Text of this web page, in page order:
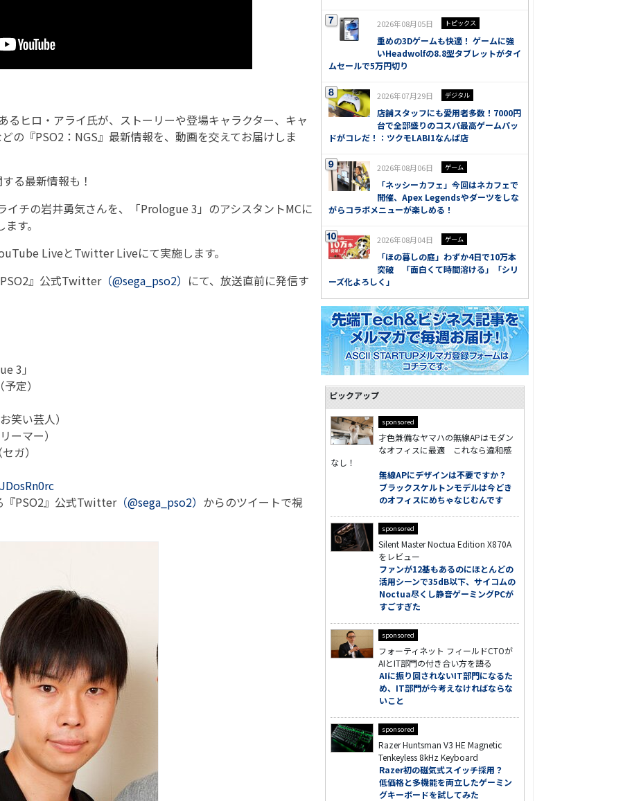
るヒロ・アライ氏が、ストーリーや登場キャラクター、キャ
の『PSO2：NGS』最新情報を、動画を交えてお届けしま
る最新情報も！
チの岩井勇気さんを、「Prologue 3」のアシスタントMCに
す。
LiveとTwitter Liveにて実施します。
』公式Twitter（@sega_pso2） にて、放送直前に発信す
3」
定）
笑い芸人）
ーマー）
ガ）
『PSO2』公式Twitter（@sega_pso2） からのツイートで視
2026年08月05日 トピックス
重めの3Dゲームも快適！ ゲームに強
いHeadwolfの8.8型タブレットがタイ
ムセールで5万円切り
2026年07月29日 デジタル
店舗スタッフにも愛用者多数！7000円
台で全部盛りのコスパ最高ゲームパッ
ドがコレだ！：ツクモLABI1なんば店
2026年08月06日 ゲーム
「ネッシーカフェ」今回はネカフェで
開催、Apex Legendsやダーツをしな
がらコラボメニューが楽しめる！
2026年08月04日 ゲーム
「ほの暮しの庭」わずか4日で10万本
突破 「面白くて時間溶ける」「シリ
ーズ化よろしく」
ピックアップ
sponsored
才色兼備なヤマハの無線APはモダン
なオフィスに最適 これなら違和感
なし！
無線APにデザインは不要ですか？
ブラックスケルトンモデルは今どき
のオフィスにめちゃなじむんです
sponsored
Silent Master Noctua Edition X870A
をレビュー
ファンが12基もあるのにほとんどの
活用シーンで35dB以下、サイコムの
Noctua尽くし静音ゲーミングPCが
すごすぎた
sponsored
フォーティネット フィールドCTOが
AIとIT部門の付き合い方を語る
AIに振り回されないIT部門になるた
め、IT部門が今考えなければならな
いこと
sponsored
Razer Huntsman V3 HE Magnetic
Tenkeyless 8kHz Keyboard
Razer初の磁気式スイッチ採用？
低価格と多機能を両立したゲーミン
グキーボードを試してみた